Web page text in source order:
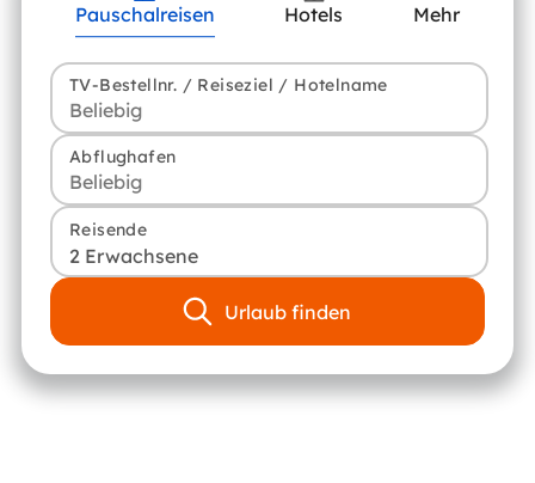
Pauschalreisen Hotels Mehr
TV-Bestellnr. / Reiseziel / Hotelname
Abflughafen
Reisende
2 Erwachsene
Urlaub finden